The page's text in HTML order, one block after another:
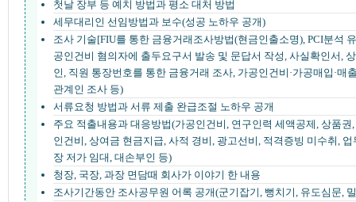
첫날 장부 등 예치 방법과 평소 대처 방법
세무대리인 선임방법과 보수(성공 노하우 공개)
조사 기술[FIU를 통한 금융거래조사방법(현금인출소명), PCI분석
공인건비 혐의자에 출두요구서 발송 및 문답서 작성, 사실확인서,
인, 직원 통장번호를 통한 금융거래 조사, 가공인건비·가공매입·매
관계인 조사 등)
서류요청 방법과 서류 제출 완급조절 노하우 공개
주요 적출내용과 대응방법(가공인건비, 연구인력 세액공제, 상품권
인건비, 상여금 현금지급, 사적 경비, 광고선비, 적격증빙 미수취,
장 저가 임대, 대손부인 등)
청장, 국장, 과장 면담때 회사가 이야기 한 내용
조사기간동안 조사공무원 어록 공개(군기잡기, 뻥치기, 유도심문,